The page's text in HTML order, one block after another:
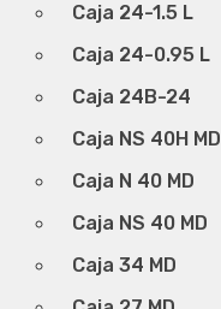
Caja 24-1.5 L
Caja 24-0.95 L
Caja 24B-24
Caja NS 40H MD
Caja N 40 MD
Caja NS 40 MD
Caja 34 MD